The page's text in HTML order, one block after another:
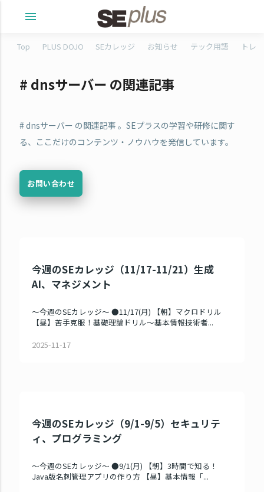
menu
Top PLUS DOJO SEカレッジ お知らせ テック用語 トレ
# dnsサーバー の関連記事
# dnsサーバー の関連記事 。SEプラスの学習や研修に関す
る、ここだけのコンテンツ・ノウハウを発信しています。
お問い合わせ
今週のSEカレッジ（11/17-11/21）生成
AI、マネジメント
～今週のSEカレッジ～ ●11/17(月) 【朝】マクロドリル
【昼】苦手克服！基礎理論ドリル～基本情報技術者...
2025-11-17
今週のSEカレッジ（9/1-9/5）セキュリテ
ィ、プログラミング
～今週のSEカレッジ～ ●9/1(月) 【朝】3時間で知る！
Java版名刺管理アプリの作り方 【昼】基本情報「...